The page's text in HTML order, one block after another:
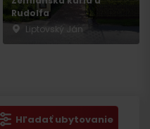
Rudolfa
Liptovský Ján
Hľadať ubytovanie